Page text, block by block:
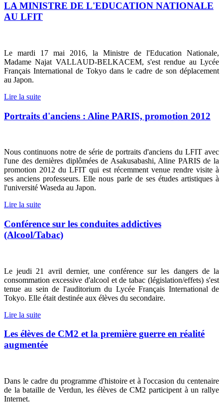
LA MINISTRE DE L'EDUCATION NATIONALE
AU LFIT
Le mardi 17 mai 2016, la Ministre de l'Education Nationale,
Madame Najat VALLAUD-BELKACEM, s'est rendue au Lycée
Français International de Tokyo dans le cadre de son déplacement
au Japon.
Lire la suite
Portraits d'anciens : Aline PARIS, promotion 2012
Nous continuons notre de série de portraits d'anciens du LFIT avec
l'une des dernières diplômées de Asakusabashi, Aline PARIS de la
promotion 2012 du LFIT qui est récemment venue rendre visite à
ses anciens professeurs. Elle nous parle de ses études artistiques à
l'université Waseda au Japon.
Lire la suite
Conférence sur les conduites addictives
(Alcool/Tabac)
Le jeudi 21 avril dernier, une conférence sur les dangers de la
consommation excessive d'alcool et de tabac (législation/effets) s'est
tenue au sein de l'auditorium du Lycée Français International de
Tokyo. Elle était destinée aux élèves du secondaire.
Lire la suite
Les élèves de CM2 et la première guerre en réalité
augmentée
Dans le cadre du programme d'histoire et à l'occasion du centenaire
de la bataille de Verdun, les élèves de CM2 participent à un rallye
Internet.